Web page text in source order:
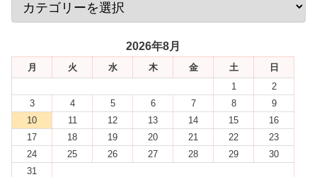
2026年8月
月 火 水 木 金 土
日
1
2
3
4 5 6 7 8
9
10
11 12 13 14 15
16
17
18 19 20 21 22
23
24
25 26 27 28 29
30
31